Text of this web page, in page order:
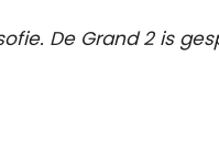
De Grand 2 is